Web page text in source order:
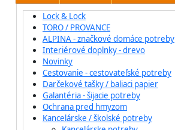
Lock & Lock
TORO / PROVANCE
ALPINA - značkové domáce potreby
Interiérové doplnky - drevo
Novinky
Cestovanie - cestovateľské potreby
Darčekové tašky / baliaci papier
Galantéria - šijacie potreby
Ochrana pred hmyzom
Kancelárske / školské potreby